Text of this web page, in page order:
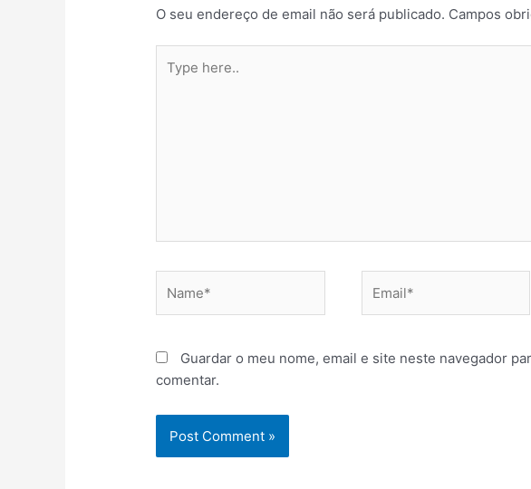
O seu endereço de email não será publicado. Campos
here..
Guardar o meu nome, email e site neste navegador
comentar.